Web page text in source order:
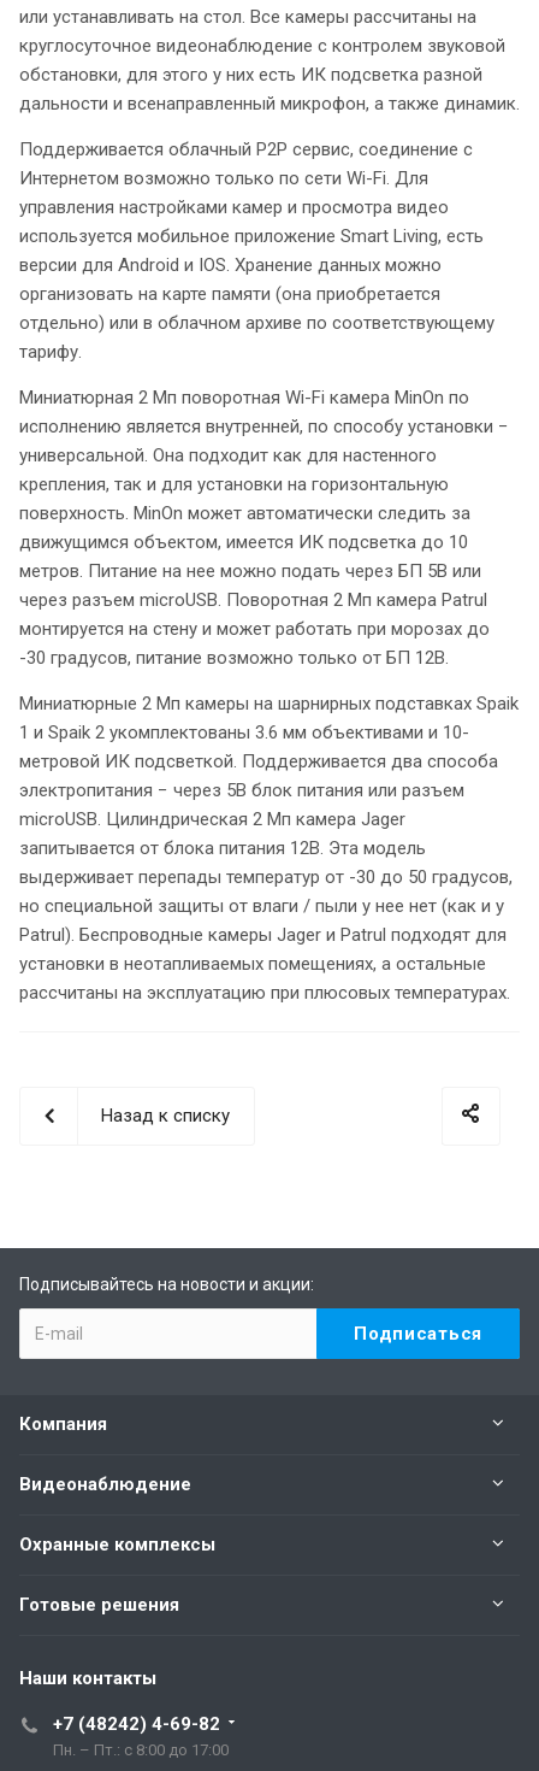
или устанавливать на стол. Все камеры рассчитаны на
круглосуточное видеонаблюдение с контролем звуковой
обстановки, для этого у них есть ИК подсветка разной
дальности и всенаправленный микрофон, а также динамик.
Поддерживается облачный P2P сервис, соединение с
Интернетом возможно только по сети Wi-Fi. Для
управления настройками камер и просмотра видео
используется мобильное приложение Smart Living, есть
версии для Android и IOS. Хранение данных можно
организовать на карте памяти (она приобретается
отдельно) или в облачном архиве по соответствующему
тарифу.
Миниатюрная 2 Мп поворотная Wi-Fi камера MinOn по
исполнению является внутренней, по способу установки ­−
универсальной. Она подходит как для настенного
крепления, так и для установки на горизонтальную
поверхность. MinOn может автоматически следить за
движущимся объектом, имеется ИК подсветка до 10
метров. Питание на нее можно подать через БП 5В или
через разъем microUSB. Поворотная 2 Мп камера Patrul
монтируется на стену и может работать при морозах до
-30 градусов, питание возможно только от БП 12В.
Миниатюрные 2 Мп камеры на шарнирных подставках Spaik
1 и Spaik 2 укомплектованы 3.6 мм объективами и 10-
метровой ИК подсветкой. Поддерживается два способа
электропитания − через 5В блок питания или разъем
microUSB. Цилиндрическая 2 Мп камера Jager
запитывается от блока питания 12В. Эта модель
выдерживает перепады температур от -30 до 50 градусов,
но специальной защиты от влаги / пыли у нее нет (как и у
Patrul). Беспроводные камеры Jager и Patrul подходят для
установки в неотапливаемых помещениях, а остальные
рассчитаны на эксплуатацию при плюсовых температурах.
Назад к списку
Подписывайтесь на новости и акции:
Компания
Видеонаблюдение
Охранные комплексы
Готовые решения
Наши контакты
+7 (48242) 4-69-82
Пн. – Пт.: с 8:00 до 17:00